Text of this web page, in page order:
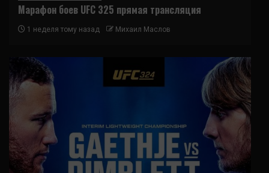
Марафон боев UFC 325 прямая трансляция
1 неделя тому назад Михаил Маслов